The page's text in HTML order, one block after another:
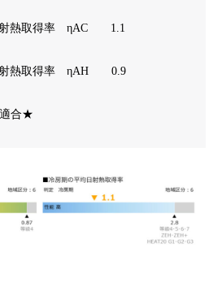
射熱取得率 ηAC 1.1
射熱取得率 ηAH 0.9
合★